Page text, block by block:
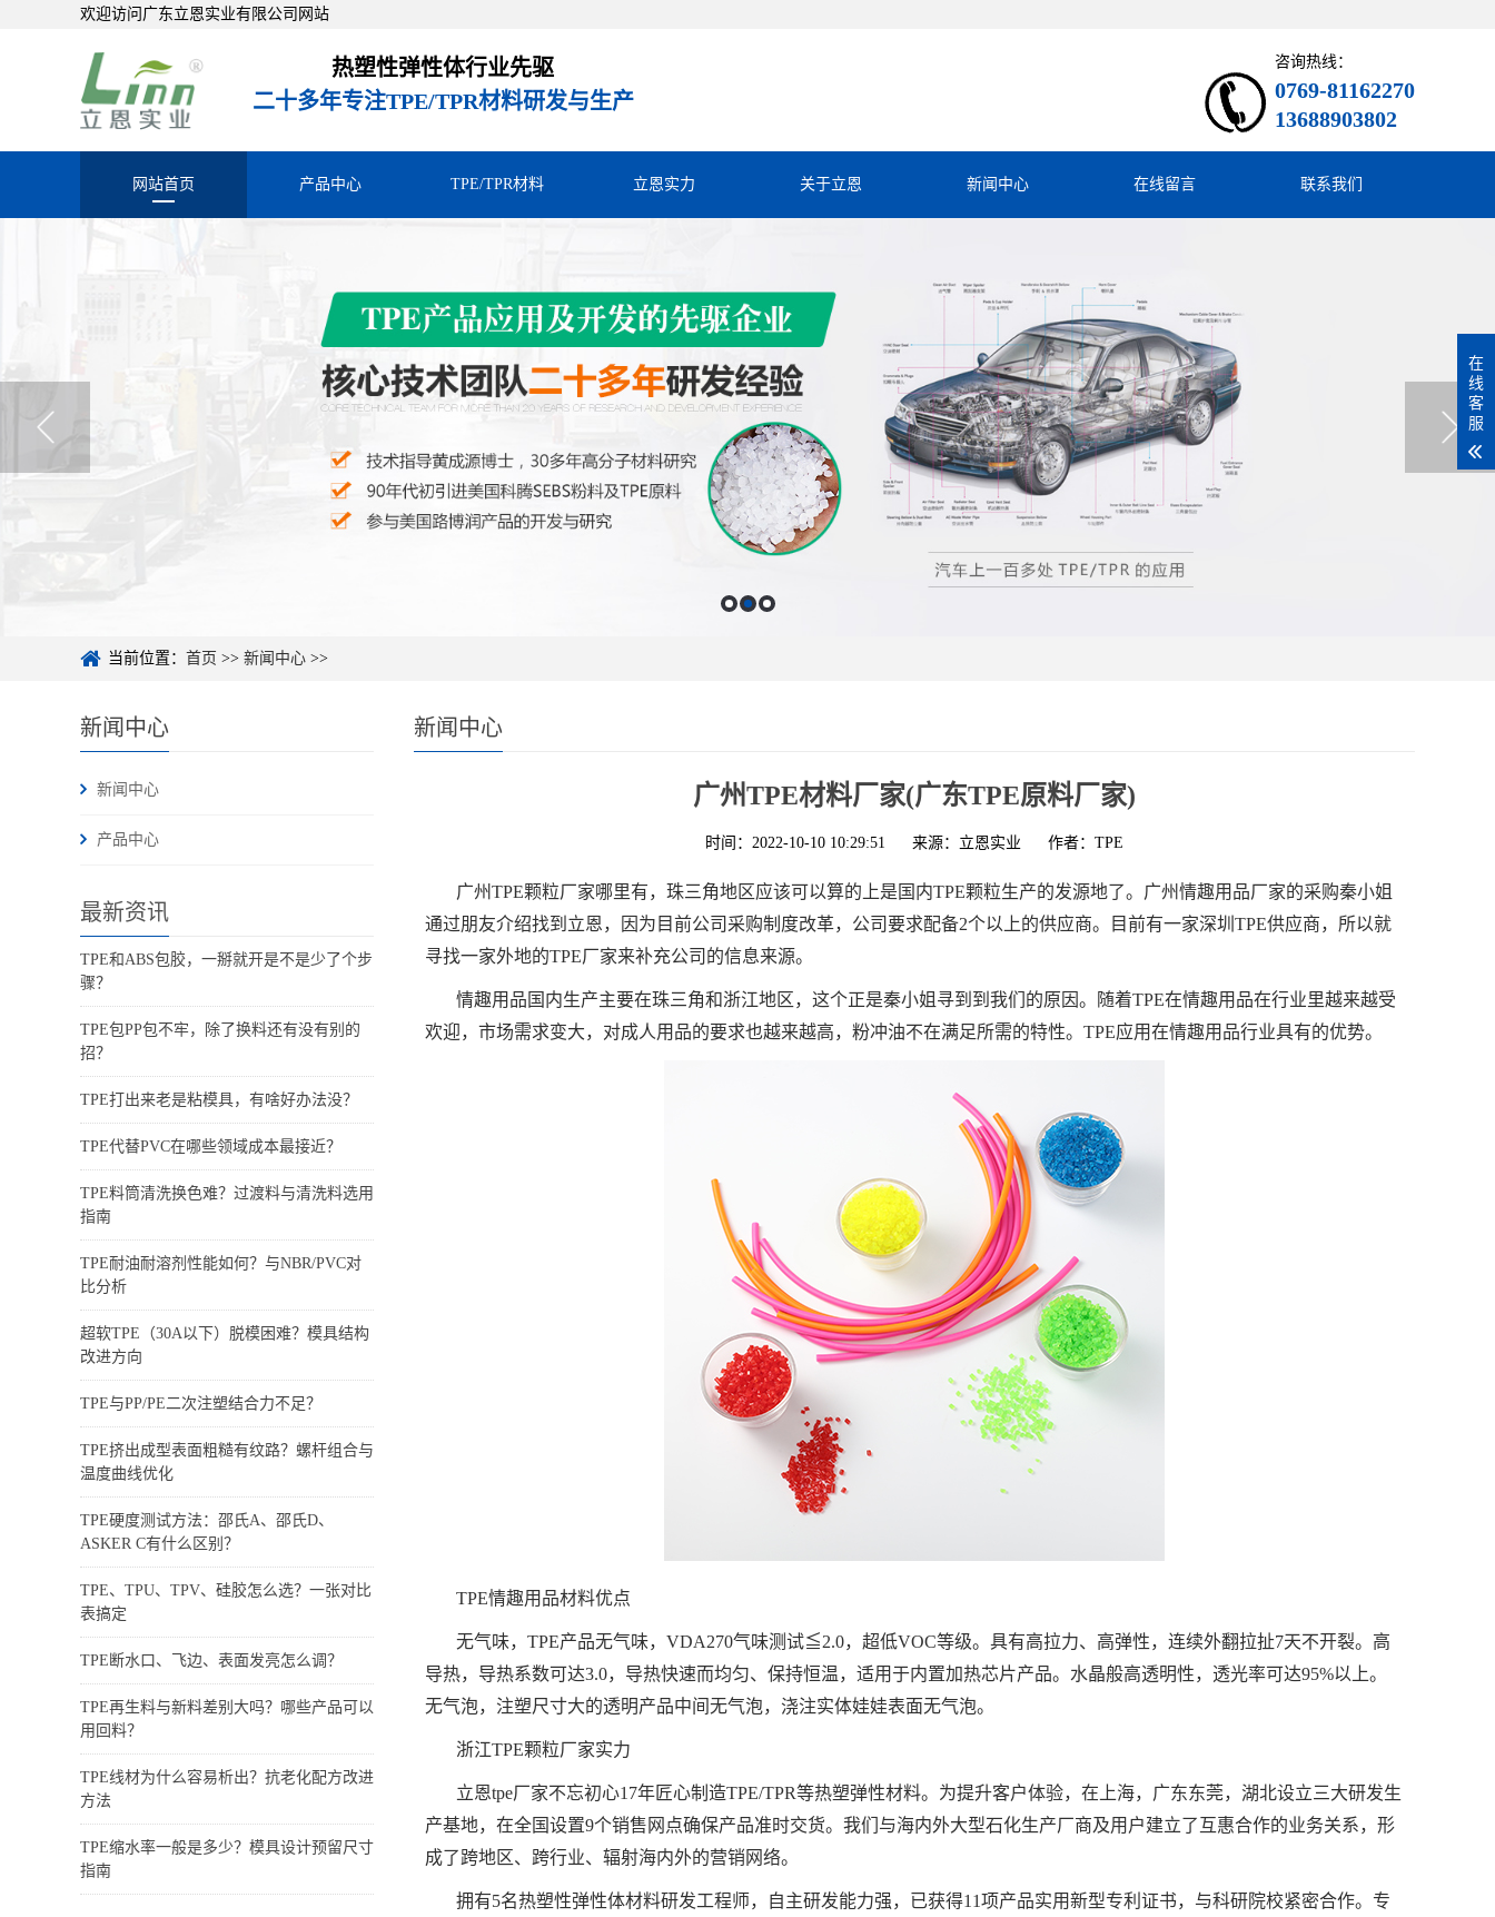
欢迎访问广东立恩实业有限公司网站
热塑性弹性体行业先驱
二十多年专注TPE/TPR材料研发与生产
咨询热线：
0769-81162270
13688903802
网站首页 产品中心 TPE/TPR材料 立恩实力 关于立恩 新闻中心 在线留言 联系我们
当前位置： 首页 >> 新闻中心 >>
新闻中心
新闻中心
产品中心
最新资讯
TPE和ABS包胶，一掰就开是不是少了个步
骤？
TPE包PP包不牢，除了换料还有没有别的
招？
TPE打出来老是粘模具，有啥好办法没？
TPE代替PVC在哪些领域成本最接近？
TPE料筒清洗换色难？过渡料与清洗料选用
指南
TPE耐油耐溶剂性能如何？与NBR/PVC对
比分析
超软TPE（30A以下）脱模困难？模具结构
改进方向
TPE与PP/PE二次注塑结合力不足？
TPE挤出成型表面粗糙有纹路？螺杆组合与
温度曲线优化
TPE硬度测试方法：邵氏A、邵氏D、
ASKER C有什么区别？
TPE、TPU、TPV、硅胶怎么选？一张对比
表搞定
TPE断水口、飞边、表面发亮怎么调？
TPE再生料与新料差别大吗？哪些产品可以
用回料？
TPE线材为什么容易析出？抗老化配方改进
方法
TPE缩水率一般是多少？模具设计预留尺寸
指南
新闻中心
广州TPE材料厂家(广东TPE原料厂家)
时间：2022-10-10 10:29:51 来源：立恩实业 作者：TPE
广州TPE颗粒厂家哪里有，珠三角地区应该可以算的上是国内TPE颗粒生产的发源地了。广州情趣用品厂家的采购秦小姐
通过朋友介绍找到立恩，因为目前公司采购制度改革，公司要求配备2个以上的供应商。目前有一家深圳TPE供应商，所以就
寻找一家外地的TPE厂家来补充公司的信息来源。
情趣用品国内生产主要在珠三角和浙江地区，这个正是秦小姐寻到到我们的原因。随着TPE在情趣用品在行业里越来越受
欢迎，市场需求变大，对成人用品的要求也越来越高，粉冲油不在满足所需的特性。TPE应用在情趣用品行业具有的优势。
TPE情趣用品材料优点
无气味，TPE产品无气味，VDA270气味测试≦2.0，超低VOC等级。具有高拉力、高弹性，连续外翻拉扯7天不开裂。高
导热，导热系数可达3.0，导热快速而均匀、保持恒温，适用于内置加热芯片产品。水晶般高透明性，透光率可达95%以上。
无气泡，注塑尺寸大的透明产品中间无气泡，浇注实体娃娃表面无气泡。
浙江TPE颗粒厂家实力
立恩tpe厂家不忘初心17年匠心制造TPE/TPR等热塑弹性材料。为提升客户体验，在上海，广东东莞，湖北设立三大研发生
产基地，在全国设置9个销售网点确保产品准时交货。我们与海内外大型石化生产厂商及用户建立了互惠合作的业务关系，形
成了跨地区、跨行业、辐射海内外的营销网络。
拥有5名热塑性弹性体材料研发工程师，自主研发能力强，已获得11项产品实用新型专利证书，与科研院校紧密合作。专
在
线
客
服